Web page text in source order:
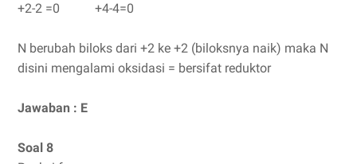
+2-2 =0 +4-4=0
N berubah biloks dari +2 ke +2 (biloksnya naik) maka N
disini mengalami oksidasi = bersifat reduktor
Jawaban : E
Soal 8